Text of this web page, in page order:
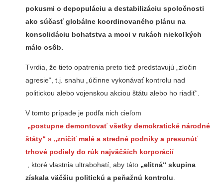
pokusmi o depopuláciu a destabilizáciu spoločnosti
ako súčasť globálne koordinovaného plánu na
konsolidáciu bohatstva a moci v rukách niekoľkých
málo osôb.
Tvrdia, že tieto opatrenia preto tiež predstavujú „zločin
agresie“, t.j. snahu „účinne vykonávať kontrolu nad
politickou alebo vojenskou akciou štátu alebo ho riadiť“.
V tomto prípade je podľa nich cieľom
„postupne demontovať všetky demokratické národné
štáty“ a „zničiť malé a stredné podniky a presunúť
trhové podiely do rúk najväčších korporácií
, ktoré vlastnia ultrabohatí, aby táto „elitná“ skupina
získala väčšiu politickú a peňažnú kontrolu.